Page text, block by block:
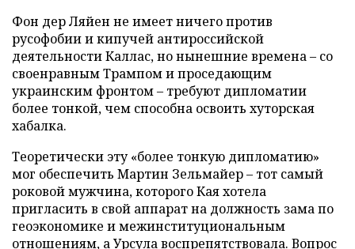
Фон дер Ляйен не имеет ничего против
русофобии и кипучей антироссийской
деятельности Каллас, но нынешние времена – со
своенравным Трампом и проседающим
украинским фронтом – требуют дипломатии
более тонкой, чем способна освоить хуторская
хабалка.
Теоретически эту «более тонкую дипломатию»
мог обеспечить Мартин Зельмайер – тот самый
роковой мужчина, которого Кая хотела
пригласить в свой аппарат на должность зама по
геоэкономике и межинституциональным
отношениям, а Урсула воспрепятствовала. Вопрос